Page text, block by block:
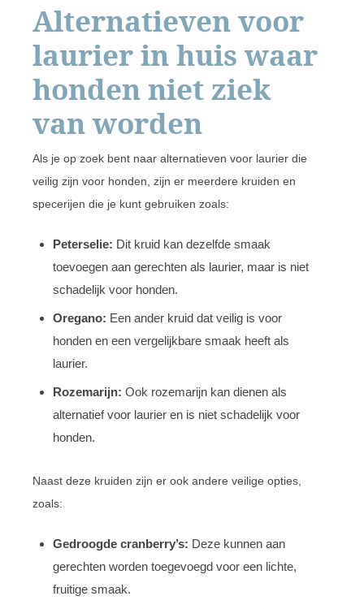
Alternatieven voor
laurier in huis waar
honden niet ziek
van worden
Als je op zoek bent naar alternatieven voor laurier die
veilig zijn voor honden, zijn er meerdere kruiden en
specerijen die je kunt gebruiken zoals:
Peterselie: Dit kruid kan dezelfde smaak
toevoegen aan gerechten als laurier, maar is niet
schadelijk voor honden.
Oregano: Een ander kruid dat veilig is voor
honden en een vergelijkbare smaak heeft als
laurier.
Rozemarijn: Ook rozemarijn kan dienen als
alternatief voor laurier en is niet schadelijk voor
honden.
Naast deze kruiden zijn er ook andere veilige opties,
zoals:
Gedroogde cranberry’s: Deze kunnen aan
gerechten worden toegevoegd voor een lichte,
fruitige smaak.